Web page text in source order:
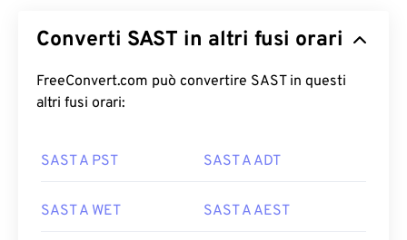
Converti SAST in altri fusi orari
FreeConvert.com può convertire SAST in questi
altri fusi orari:
SAST A PST SAST A ADT
SAST A WET SAST A AEST